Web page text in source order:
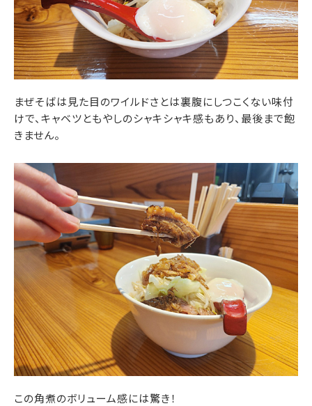
まぜそばは見た目のワイルドさとは裏腹にしつこくない味付
けで、キャベツともやしのシャキシャキ感もあり、最後まで飽
きません。
この角煮のボリューム感には驚き！